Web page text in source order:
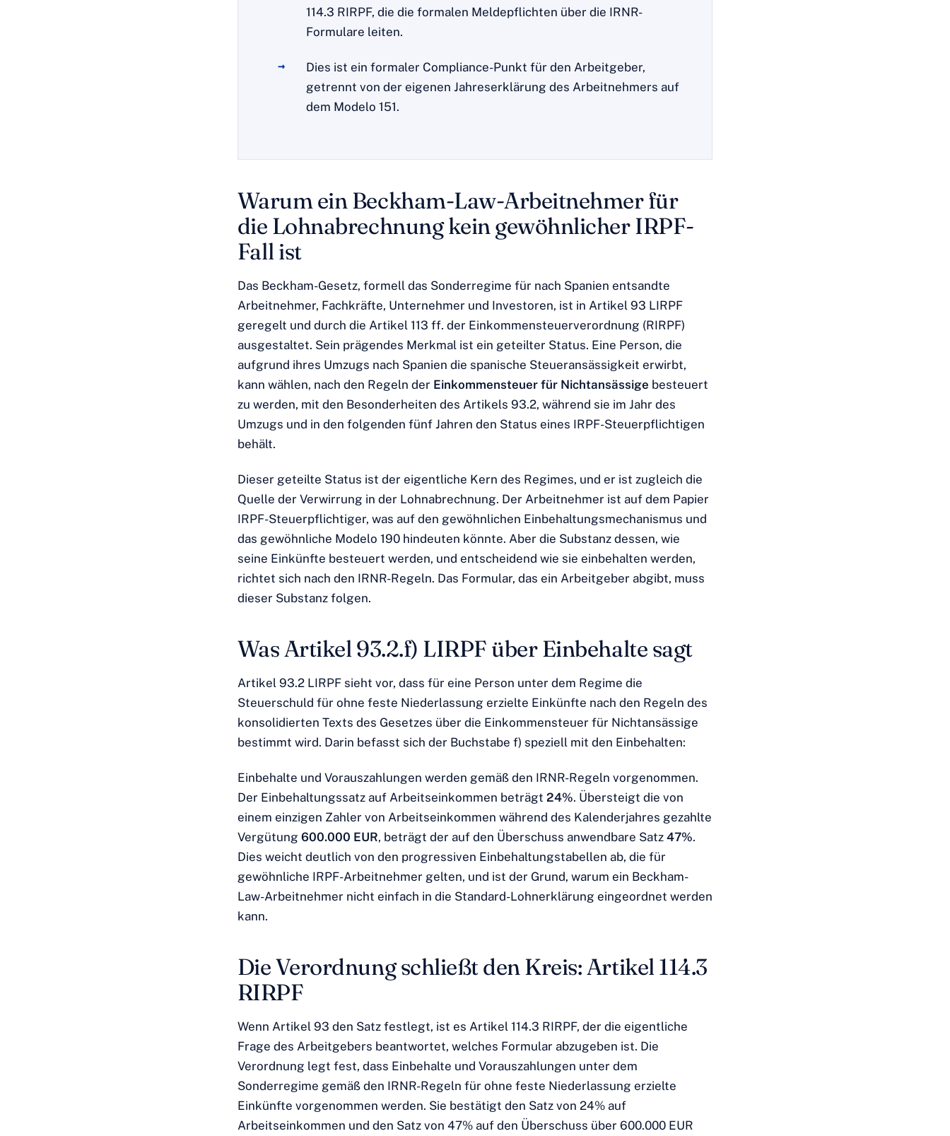
114.3 RIRPF, die die formalen Meldepflichten über die IRNR-
Formulare leiten.
Dies ist ein formaler Compliance-Punkt für den Arbeitgeber,
getrennt von der eigenen Jahreserklärung des Arbeitnehmers auf
dem Modelo 151.
Warum ein Beckham-Law-Arbeitnehmer für
die Lohnabrechnung kein gewöhnlicher IRPF-
Fall ist
Das Beckham-Gesetz, formell das Sonderregime für nach Spanien entsandte
Arbeitnehmer, Fachkräfte, Unternehmer und Investoren, ist in Artikel 93 LIRPF
geregelt und durch die Artikel 113 ff. der Einkommensteuerverordnung (RIRPF)
ausgestaltet. Sein prägendes Merkmal ist ein geteilter Status. Eine Person, die
aufgrund ihres Umzugs nach Spanien die spanische Steueransässigkeit erwirbt,
kann wählen, nach den Regeln der Einkommensteuer für Nichtansässige besteuert
zu werden, mit den Besonderheiten des Artikels 93.2, während sie im Jahr des
Umzugs und in den folgenden fünf Jahren den Status eines IRPF-Steuerpflichtigen
behält.
Dieser geteilte Status ist der eigentliche Kern des Regimes, und er ist zugleich die
Quelle der Verwirrung in der Lohnabrechnung. Der Arbeitnehmer ist auf dem Papier
IRPF-Steuerpflichtiger, was auf den gewöhnlichen Einbehaltungsmechanismus und
das gewöhnliche Modelo 190 hindeuten könnte. Aber die Substanz dessen, wie
seine Einkünfte besteuert werden, und entscheidend wie sie einbehalten werden,
richtet sich nach den IRNR-Regeln. Das Formular, das ein Arbeitgeber abgibt, muss
dieser Substanz folgen.
Was Artikel 93.2.f) LIRPF über Einbehalte sagt
Artikel 93.2 LIRPF sieht vor, dass für eine Person unter dem Regime die
Steuerschuld für ohne feste Niederlassung erzielte Einkünfte nach den Regeln des
konsolidierten Texts des Gesetzes über die Einkommensteuer für Nichtansässige
bestimmt wird. Darin befasst sich der Buchstabe f) speziell mit den Einbehalten:
Einbehalte und Vorauszahlungen werden gemäß den IRNR-Regeln vorgenommen.
Der Einbehaltungssatz auf Arbeitseinkommen beträgt 24%. Übersteigt die von
einem einzigen Zahler von Arbeitseinkommen während des Kalenderjahres gezahlte
Vergütung 600.000 EUR, beträgt der auf den Überschuss anwendbare Satz 47%.
Dies weicht deutlich von den progressiven Einbehaltungstabellen ab, die für
gewöhnliche IRPF-Arbeitnehmer gelten, und ist der Grund, warum ein Beckham-
Law-Arbeitnehmer nicht einfach in die Standard-Lohnerklärung eingeordnet werden
kann.
Die Verordnung schließt den Kreis: Artikel 114.3
RIRPF
Wenn Artikel 93 den Satz festlegt, ist es Artikel 114.3 RIRPF, der die eigentliche
Frage des Arbeitgebers beantwortet, welches Formular abzugeben ist. Die
Verordnung legt fest, dass Einbehalte und Vorauszahlungen unter dem
Sonderregime gemäß den IRNR-Regeln für ohne feste Niederlassung erzielte
Einkünfte vorgenommen werden. Sie bestätigt den Satz von 24% auf
Arbeitseinkommen und den Satz von 47% auf den Überschuss über 600.000 EUR